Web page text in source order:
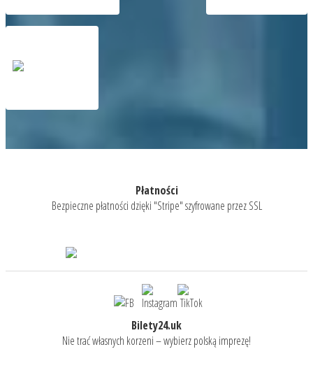
Płatności
Bezpieczne płatności dzięki "Stripe" szyfrowane przez SSL
Bilety24.uk
Nie trać własnych korzeni – wybierz polską imprezę!